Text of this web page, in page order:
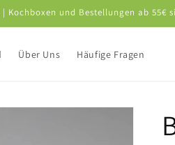
und Bestellungen ab 55€
Über Uns Häufige Fragen